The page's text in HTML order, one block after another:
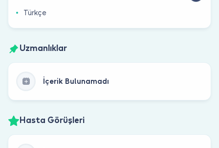
Türkçe
Uzmanlıklar
İçerik Bulunamadı
Hasta Görüşleri